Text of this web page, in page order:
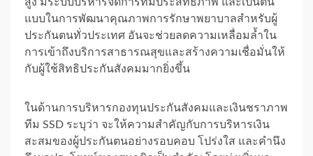
แบบในการพัฒนาคุณภาพการรักษาพยาบาลสำหรับผู้
ประกันตนทั่วประเทศ อันจะช่วยลดความเหลื่อมล้ำใน
การเข้าถึงบริการสาธารณสุขและสร้างความเชื่อมั่นให้
กับผู้ใช้สิทธิประกันสังคมมากยิ่งขึ้น
ในด้านการบริหารกองทุนประกันสังคมและเงินชราภาพ
ทีม SSD ระบุว่า จะให้ความสำคัญกับการบริหารเงิน
สะสมของผู้ประกันตนอย่างรอบคอบ โปร่งใส และคำนึง